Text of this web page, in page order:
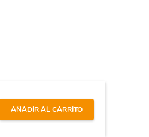
AÑADIR AL CARRITO